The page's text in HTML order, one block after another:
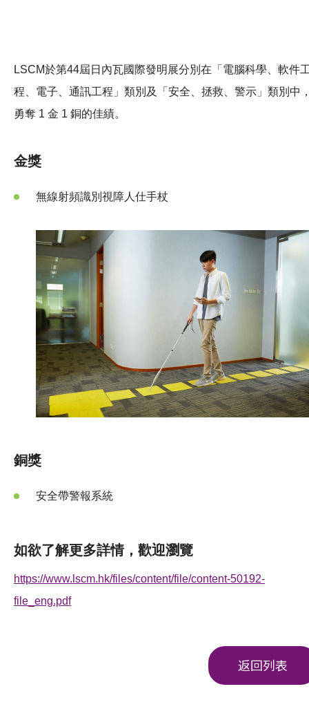
LSCM於第44屆日內瓦國際發明展分別在「電腦科學、軟件
程、電子、通訊工程」類別及「安全、拯救、警示」類別中
勇奪 1 金 1 銅的佳績。
金獎
無線射頻識別視障人仕手杖
銅獎
安全帶警報系統
如欲了解更多詳情，歡迎瀏覽
https://www.lscm.hk/files/content/file/content-50192-
file_eng.pdf
返回列表